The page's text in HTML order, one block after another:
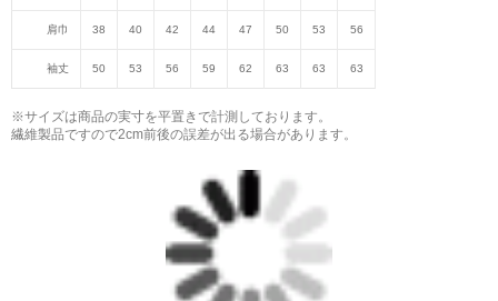
肩巾 38 40 42 44 47 50 53 56
袖丈 50 53 56 59 62 63 63 63
※サイズは商品の実寸を平置きで計測しております。
繊維製品ですので2cm前後の誤差が出る場合があります。